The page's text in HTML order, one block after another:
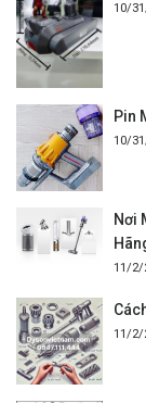
10/
Pin
10/
Nơi
11/2/
11/2/